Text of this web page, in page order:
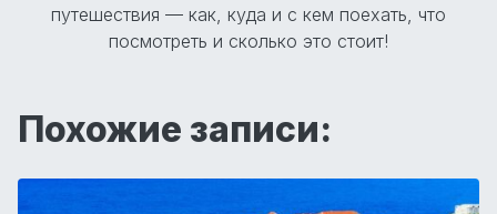
путешествия — как, куда и с кем поехать, что
посмотреть и сколько это стоит!
Похожие записи: